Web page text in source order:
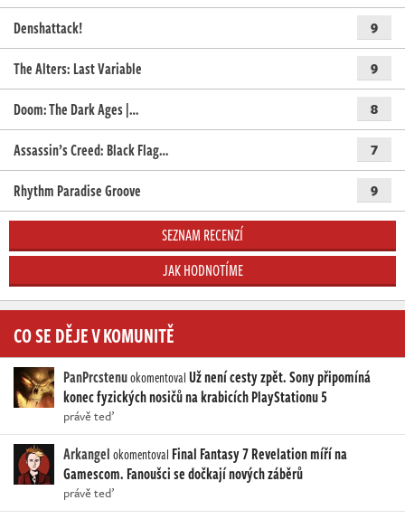
Denshattack! 9
The Alters: Last Variable 9
Doom: The Dark Ages |… 8
Assassin’s Creed: Black Flag… 7
Rhythm Paradise Groove 9
SEZNAM RECENZÍ
JAK HODNOTÍME
CO SE DĚJE V KOMUNITĚ
PanPrcstenuokomentovalUž není cesty zpět. Sony připomíná
konec fyzických nosičů na krabicích PlayStationu 5
právě teď
Arkangelokomentoval Final Fantasy 7 Revelation míří na
Gamescom. Fanoušci se dočkají nových záběrů
právě teď